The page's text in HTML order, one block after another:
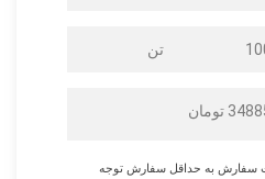
تن
تومان
سفارش به حداقل سفارش توجه